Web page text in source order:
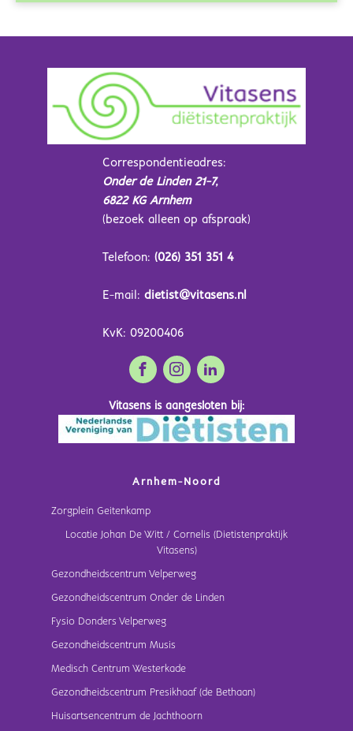
Correspondentieadres:
Onder de Linden 21-7,
6822 KG Arnhem
(bezoek alleen op afspraak)
Telefoon: (026) 351 351 4
E-mail: dietist@vitasens.nl
KvK: 09200406
Vitasens is aangesloten bij:
Arnhem-Noord
Zorgplein Geitenkamp
Locatie Johan De Witt / Cornelis (Dietistenpraktijk
Vitasens)
Gezondheidscentrum Velperweg
Gezondheidscentrum Onder de Linden
Fysio Donders Velperweg
Gezondheidscentrum Musis
Medisch Centrum Westerkade
Gezondheidscentrum Presikhaaf (de Bethaan)
Huisartsencentrum de Jachthoorn